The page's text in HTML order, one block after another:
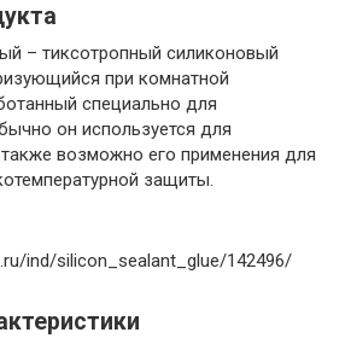
– тиксотропный силиконовый
при комнатной
специально для
он используется для
также возможно его применения для
защиты.
ind/silicon_sealant_glue/142496/